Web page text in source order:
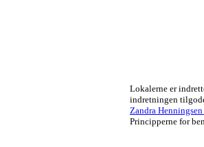
Lokalerne er
indretningen
Zandra Henningsen
Principperne for